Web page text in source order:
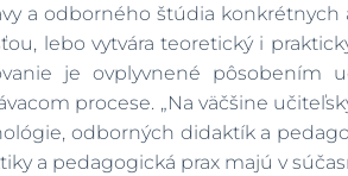
a odborného štúdia
lebo vytvára teoretický i
je ovplyvnené pôsobením
procese. „Na väčšine
odborných didaktík a
a pedagogická prax majú v